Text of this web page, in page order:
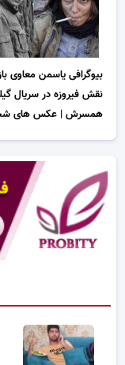
بیوگرافی یاسمن معاوی
نقش فیروزه در سریال
همسرش | عکس های